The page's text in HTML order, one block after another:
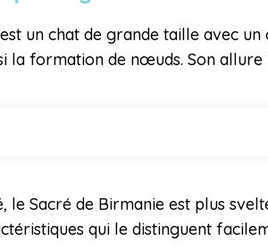
un chat de grande taille avec
la formation de nœuds. Son
le Sacré de Birmanie est plus
qui le distinguent